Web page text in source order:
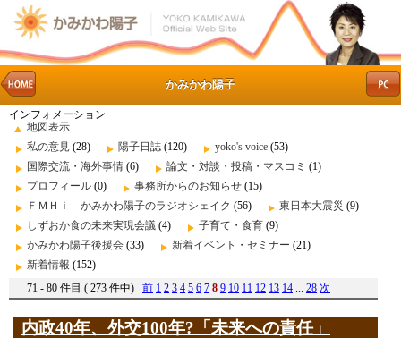
かみかわ陽子
インフォメーション
地図表示
私の意見 (28) 陽子日誌 (120) yoko's voice (53)
国際交流・海外事情 (6) 論文・対談・投稿・マスコミ (1)
プロフィール (0) 事務所からのお知らせ (15)
ＦＭＨｉ かみかわ陽子のラジオシェイク (56) 東日本大震災 (9)
しずおか食の未来実現会議 (4) 子育て・食育 (9)
かみかわ陽子後援会 (33) 新着イベント・セミナー (21)
新着情報 (152)
71 - 80 件目 ( 273 件中) 前 1 2 3 4 5 6 7 8 9 10 11 12 13 14 ... 28 次
内政40年、外交100年?「未来への責任」